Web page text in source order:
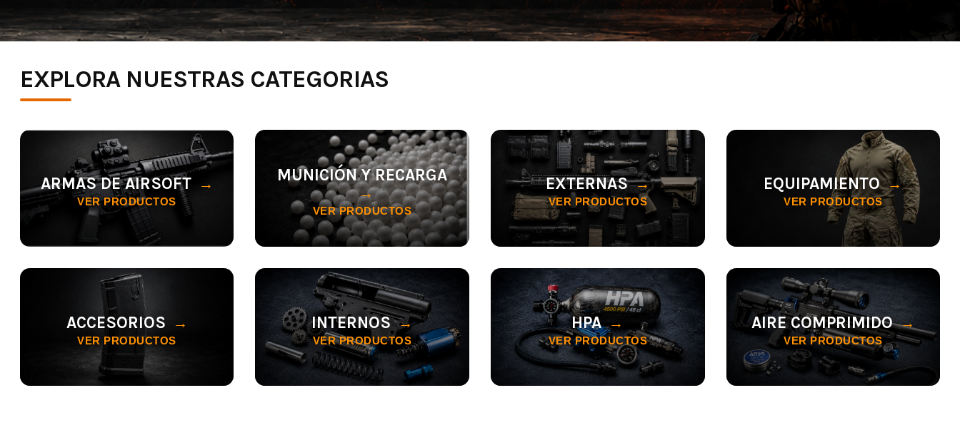
EXPLORA NUESTRAS CATEGORIAS
VER PRODUCTOS
ARMAS DE AIRSOFT
VER PRODUCTOS
MUNICIÓN Y RECARGA
VER PRODUCTOS
EXTERNAS
VER PRODUCTOS
EQUIPAMIENTO
VER PRODUCTOS
ACCESORIOS
VER PRODUCTOS
INTERNOS
VER PRODUCTOS
HPA
VER PRODUCTOS
AIRE COMPRIMIDO